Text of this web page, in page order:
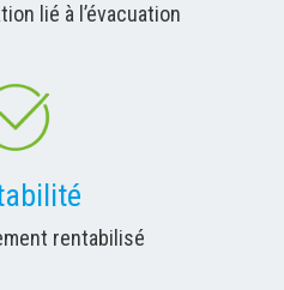
lié à l’évacuation
rentabilisé